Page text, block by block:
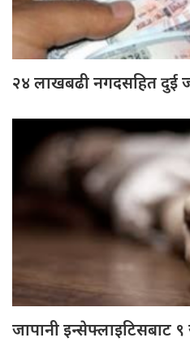
२४ लाखबढी नगदसहित दुई
जापानी इन्सेफ्लाइटिसबाट